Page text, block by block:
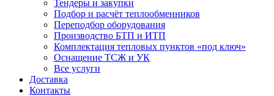
Тендеры и закупки
Подбор и расчёт теплообменников
Переподбор оборудования
Производство БТП и ИТП
Комплектация тепловых пунктов «под ключ»
Оснащение ТСЖ и УК
Все услуги
Доставка
Контакты